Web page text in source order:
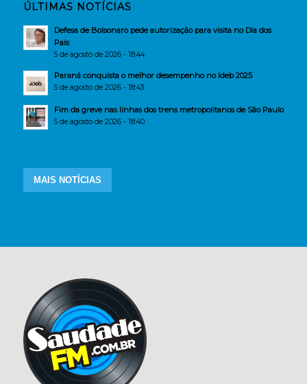
ÚLTIMAS NOTÍCIAS
Defesa de Bolsonaro pede autorização para visita no Dia dos
Pais
5 de agosto de 2026 - 18:44
Paraná conquista o melhor desempenho no Ideb 2025
5 de agosto de 2026 - 18:43
Fim da greve nas linhas dos trens metropolitanos de São Paulo
5 de agosto de 2026 - 18:40
MAIS NOTÍCIAS